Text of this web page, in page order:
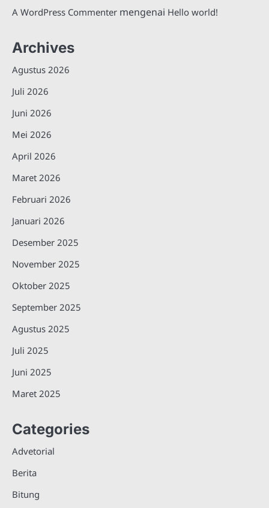
A WordPress Commenter mengenai Hello world!
Archives
Agustus 2026
Juli 2026
Juni 2026
Mei 2026
April 2026
Maret 2026
Februari 2026
Januari 2026
Desember 2025
November 2025
Oktober 2025
September 2025
Agustus 2025
Juli 2025
Juni 2025
Maret 2025
Categories
Advetorial
Berita
Bitung